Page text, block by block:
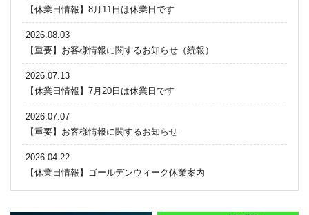
【休業日情報】8月11日は休業日です
2026.08.03
【重要】お客様情報に関するお知らせ（続報）
2026.07.13
【休業日情報】7月20日は休業日です
2026.07.07
【重要】お客様情報に関するお知らせ
2026.04.22
【休業日情報】ゴールデンウィーク休業案内